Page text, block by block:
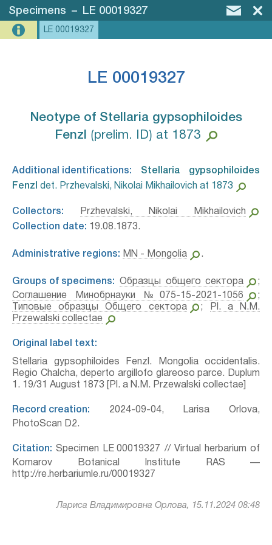
Specimens – LE 00019327
LE 00019327
LE 00019327
Neotype of Stellaria gypsophiloides
Fenzl⁣
⟮prelim. ID⟯ at 1873
Additional identifications:
Stellaria gypsophiloides
Fenzl⁣⁣
det. Przhevalski, Nikolai Mikhailovich at 1873
Collectors:
Przhevalski, Nikolai Mikhailovich
Collection date: 19.08.1873.
Administrative regions: MN - Mongolia .
Groups of specimens: Образцы общего сектора
;
Соглашение Минобрнауки №075-15-2021-1056
;
Типовые образцы Общего сектора
;
Pl. a N.M.
Przewalski collectae
Original label text:
Stellaria gypsophiloides Fenzl. Mongolia occidentalis.
Regio Chalcha, deperto argillofo glareoso parce. Duplum
1. 19/31 August 1873 [Pl. a N.M. Przewalski collectae]
Record creation: 2024-09-04, Larisa Orlova,
PhotoScan D2.
Citation: Specimen LE 00019327 // Virtual herbarium of
Komarov Botanical Institute RAS —
http://re.herbariumle.ru/00019327
Лариса Владимировна Орлова, 15.11.2024 08:48